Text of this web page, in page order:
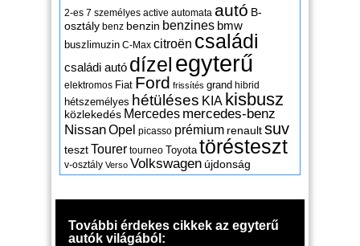
2-es 7 személyes active automata autó B-
osztály benz benzin benzines bmw
buszlimuzin C-Max citroën családi
családi autó dízel egyterű
elektromos Fiat Ford frissítés grand hibrid
hétszemélyes hétüléses KIA kisbusz
közlekedés Mercedes mercedes-benz
NissanOpel picasso prémium renaultsuv
tesztTourer tourneo Toyota törésteszt
v-osztály Verso Volkswagen újdonság
További érdekes cikkek az egyterű
autók világából: